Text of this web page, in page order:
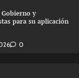
Gobierno y
para su aplicación
0